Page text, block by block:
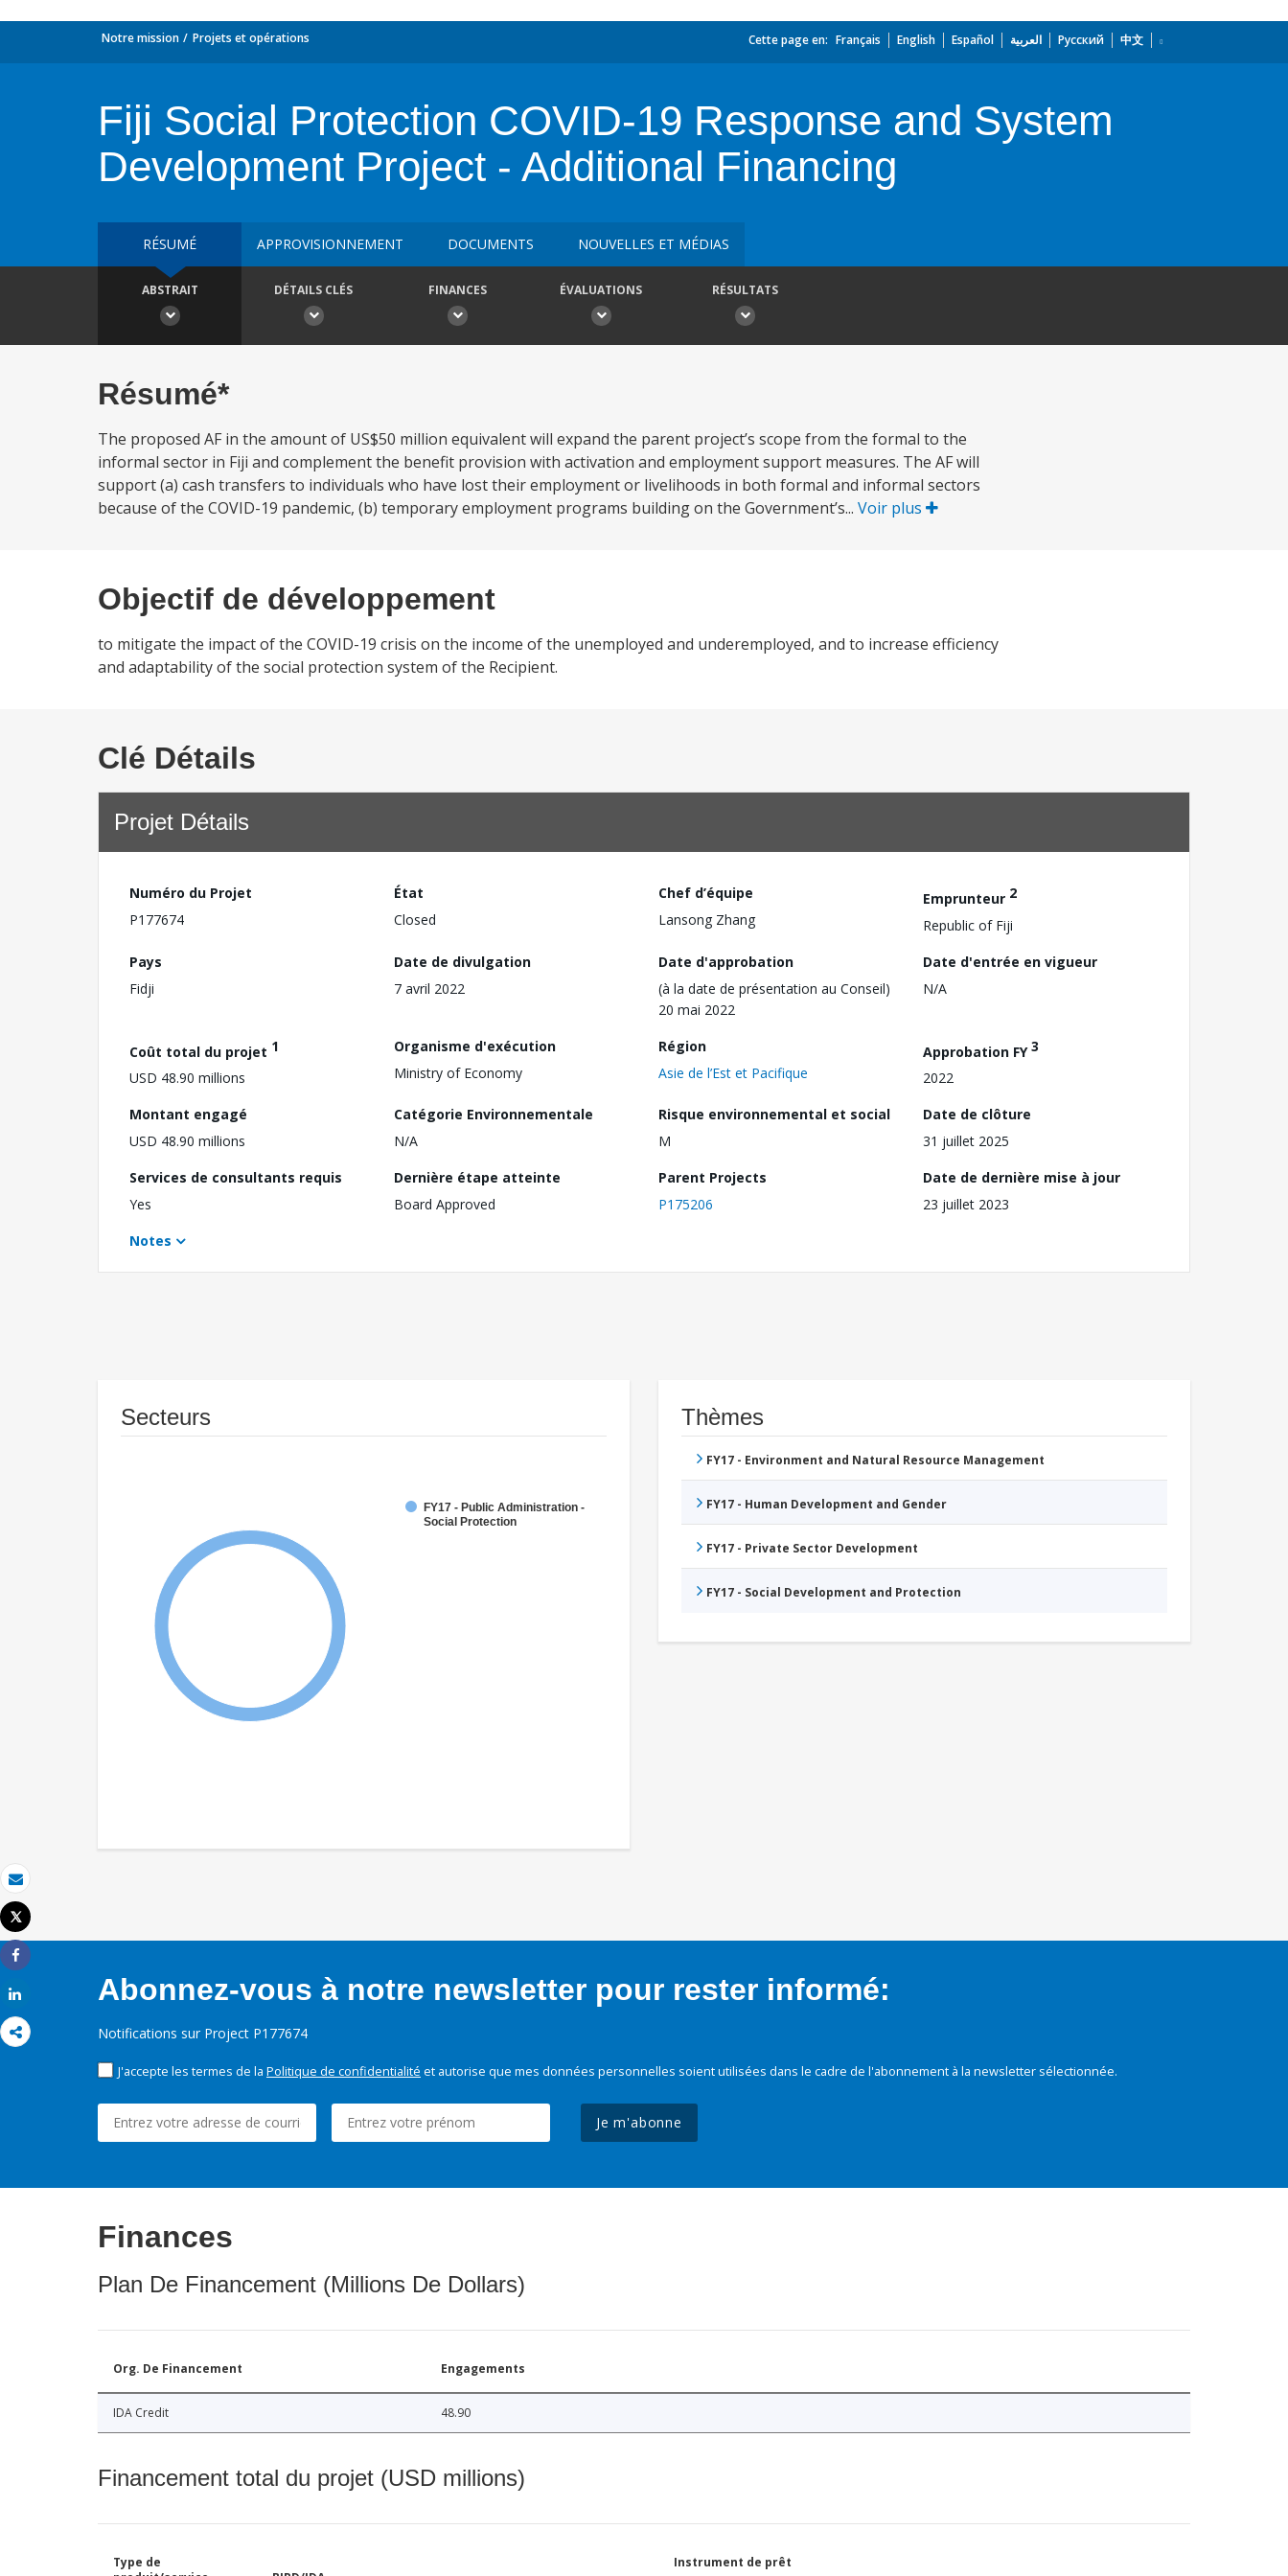
Email
Imprimer
Tweet
Share
Notre mission Projets et opérations Cette page en: Français English Español العربية Русский 中文
Fiji Social Protection COVID-19 Response and System
Development Project - Additional Financing
RÉSUMÉ APPROVISIONNEMENT DOCUMENTS NOUVELLES ET MÉDIAS
ABSTRAIT DÉTAILS CLÉS FINANCES ÉVALUATIONS RÉSULTATS
Résumé*
The proposed AF in the amount of US$50 million equivalent will expand the parent project’s scope from the formal to the
informal sector in Fiji and complement the benefit provision with activation and employment support measures. The AF will
support (a) cash transfers to individuals who have lost their employment or livelihoods in both formal and informal sectors
because of the COVID-19 pandemic, (b) temporary employment programs building on the Government’s... Voir plus
Objectif de développement
to mitigate the impact of the COVID-19 crisis on the income of the unemployed and underemployed, and to increase efficiency
and adaptability of the social protection system of the Recipient.
Clé Détails
Projet Détails
Numéro du Projet
P177674
État
Closed
Chef d’équipe
Lansong Zhang
Emprunteur 2
Republic of Fiji
Pays
Fidji
Date de divulgation
7 avril 2022
Date d'approbation
(à la date de présentation au Conseil)
20 mai 2022
Date d'entrée en vigueur
N/A
Coût total du projet 1
USD 48.90 millions
Organisme d'exécution
Ministry of Economy
Région
Asie de l’Est et Pacifique
Approbation FY3
2022
Montant engagé
USD 48.90 millions
Catégorie Environnementale
N/A
Risque environnemental et social
M
Date de clôture
31 juillet 2025
Services de consultants requis
Yes
Dernière étape atteinte
Board Approved
Parent Projects
P175206
Date de dernière mise à jour
23 juillet 2023
Notes
Secteurs
FY17 - Public Administration -
Social Protection
Thèmes
FY17 - Environment and Natural Resource Management
FY17 - Human Development and Gender
FY17 - Private Sector Development
FY17 - Social Development and Protection
Abonnez-vous à notre newsletter pour rester informé:
Notifications sur Project P177674
J'accepte les termes de la Politique de confidentialité et autorise que mes données personnelles soient utilisées dans le cadre de l'abonnement à la newsletter sélectionnée.
Je m'abonne
Finances
Plan De Financement (Millions De Dollars)
Org. De Financement Engagements
IDA Credit 48.90
Financement total du projet (USD millions)
Type de
Instrument de prêt